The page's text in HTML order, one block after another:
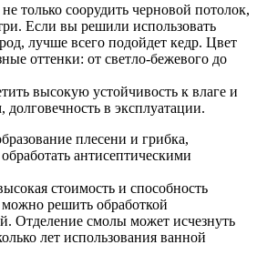
только соорудить черновой потолок,
Если вы решили использовать
лучше всего подойдет кедр. Цвет
оттенки: от светло-бежевого до
высокую устойчивость к влаге и
в эксплуатации.
плесени и грибка,
антисептическими
стоимость и способность
решить обработкой
Отделение смолы может исчезнуть
лет использования ванной